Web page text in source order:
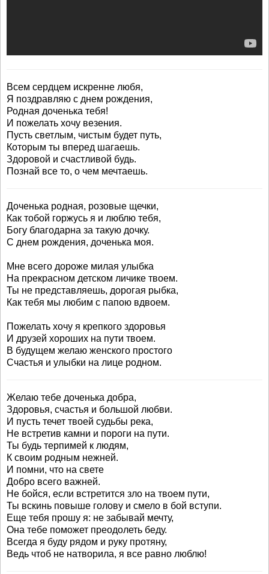
Всем сердцем искренне любя,
Я поздравляю с днем рождения,
Родная доченька тебя!
И пожелать хочу везения.
Пусть светлым, чистым будет путь,
Которым ты вперед шагаешь.
Здоровой и счастливой будь.
Познай все то, о чем мечтаешь.
Доченька родная, розовые щечки,
Как тобой горжусь я и люблю тебя,
Богу благодарна за такую дочку.
С днем рождения, доченька моя.
Мне всего дороже милая улыбка
На прекрасном детском личике твоем.
Ты не представляешь, дорогая рыбка,
Как тебя мы любим с папою вдвоем.
Пожелать хочу я крепкого здоровья
И друзей хороших на пути твоем.
В будущем желаю женского простого
Счастья и улыбки на лице родном.
Желаю тебе доченька добра,
Здоровья, счастья и большой любви.
И пусть течет твоей судьбы река,
Не встретив камни и пороги на пути.
Ты будь терпимей к людям,
К своим родным нежней.
И помни, что на свете
Добро всего важней.
Не бойся, если встретится зло на твоем пути,
Ты вскинь повыше голову и смело в бой вступи.
Еще тебя прошу я: не забывай мечту,
Она тебе поможет преодолеть беду.
Всегда я буду рядом и руку протяну,
Ведь чтоб не натворила, я все равно люблю!